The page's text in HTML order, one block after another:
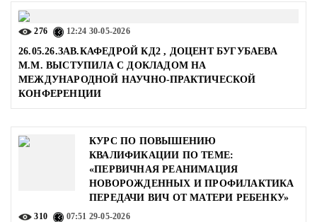
276 12:24 30-05-2026
26.05.26.ЗАВ.КАФЕДРОЙ КД2 , ДОЦЕНТ БУГУБАЕВА
М.М. ВЫСТУПИЛА С ДОКЛАДОМ НА
МЕЖДУНАРОДНОЙ НАУЧНО-ПРАКТИЧЕСКОЙ
КОНФЕРЕНЦИИ
КУРС ПО ПОВЫШЕНИЮ
КВАЛИФИКАЦИИ ПО ТЕМЕ:
«ПЕРВИЧНАЯ РЕАНИМАЦИЯ
НОВОРОЖДЕННЫХ И ПРОФИЛАКТИКА
ПЕРЕДАЧИ ВИЧ ОТ МАТЕРИ РЕБЕНКУ»
310 07:51 29-05-2026